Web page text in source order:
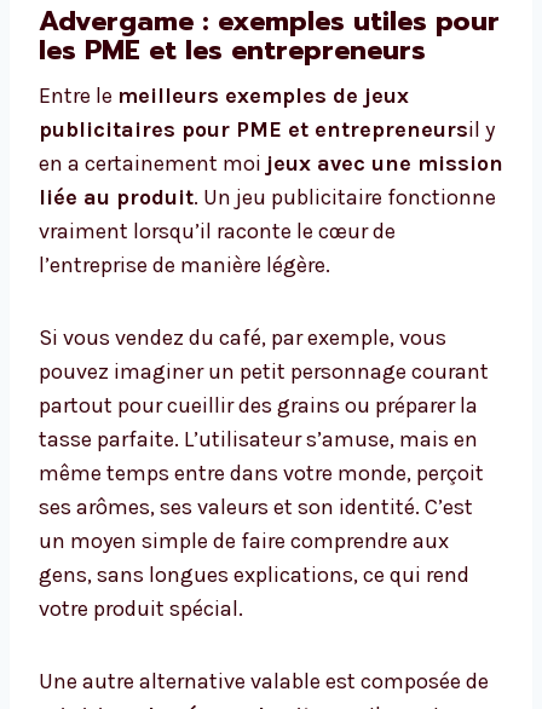
Advergame : exemples utiles pour
les PME et les entrepreneurs
Entre le meilleurs exemples de jeux
publicitaires pour PME et entrepreneursil y
en a certainement moi jeux avec une mission
liée au produit. Un jeu publicitaire fonctionne
vraiment lorsqu’il raconte le cœur de
l’entreprise de manière légère.
Si vous vendez du café, par exemple, vous
pouvez imaginer un petit personnage courant
partout pour cueillir des grains ou préparer la
tasse parfaite. L’utilisateur s’amuse, mais en
même temps entre dans votre monde, perçoit
ses arômes, ses valeurs et son identité. C’est
un moyen simple de faire comprendre aux
gens, sans longues explications, ce qui rend
votre produit spécial.
Une autre alternative valable est composée de